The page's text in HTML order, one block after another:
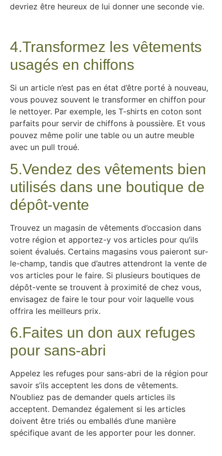
devriez être heureux de lui donner une seconde vie.
4.Transformez les vêtements
usagés en chiffons
Si un article n’est pas en état d’être porté à nouveau,
vous pouvez souvent le transformer en chiffon pour
le nettoyer. Par exemple, les T-shirts en coton sont
parfaits pour servir de chiffons à poussière. Et vous
pouvez même polir une table ou un autre meuble
avec un pull troué.
5.Vendez des vêtements bien
utilisés dans une boutique de
dépôt-vente
Trouvez un magasin de vêtements d’occasion dans
votre région et apportez-y vos articles pour qu’ils
soient évalués. Certains magasins vous paieront sur-
le-champ, tandis que d’autres attendront la vente de
vos articles pour le faire. Si plusieurs boutiques de
dépôt-vente se trouvent à proximité de chez vous,
envisagez de faire le tour pour voir laquelle vous
offrira les meilleurs prix.
6.Faites un don aux refuges
pour sans-abri
Appelez les refuges pour sans-abri de la région pour
savoir s’ils acceptent les dons de vêtements.
N’oubliez pas de demander quels articles ils
acceptent. Demandez également si les articles
doivent être triés ou emballés d’une manière
spécifique avant de les apporter pour les donner.